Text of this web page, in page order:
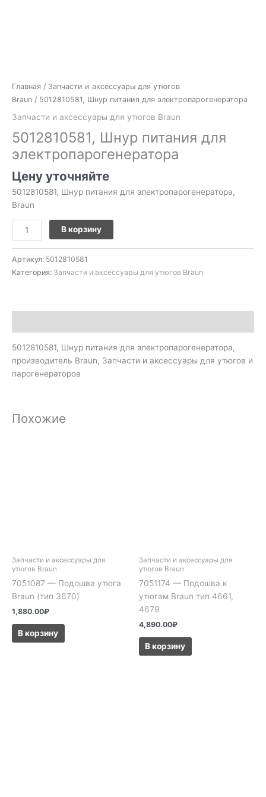
Главная / Запчасти и аксессуары для утюгов
Braun / 5012810581, Шнур питания для электропарогенератора
Запчасти и аксессуары для утюгов Braun
5012810581, Шнур питания для
электропарогенератора
Цену уточняйте
5012810581, Шнур питания для электропарогенератора,
Braun
В корзину
Артикул: 5012810581
Категория: Запчасти и аксессуары для утюгов Braun
5012810581, Шнур питания для электропарогенератора,
производитель Braun, Запчасти и аксессуары для утюгов и
парогенераторов
Похожие
Запчасти и аксессуары для
утюгов Braun
7051087 — Подошва утюга
Braun (тип 3670)
1,880.00₽
В корзину
Запчасти и аксессуары для
утюгов Braun
7051174 — Подошва к
утюгам Braun тип 4661,
4679
4,890.00₽
В корзину